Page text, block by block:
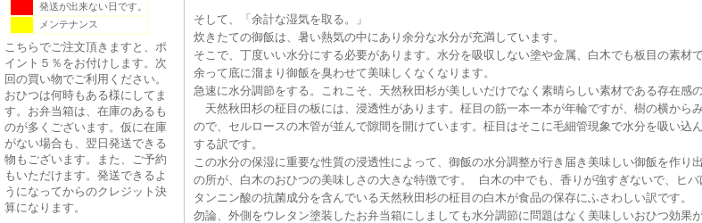
発送が出来ない日です。
メンテナンス
こちらでご注文頂きますと、ポ
イント５％をお付けします。次
回の買い物でご利用ください。
おひつは何時もある様にしてま
す。お弁当箱は、在庫のあるも
のが多くございます。仮に在庫
がない場合も、翌日発送できる
物もございます。また、ご予約
もいただけます。発送できるよ
うになってからのクレジット決
算になります。
そして、「余計な湿気を取る。」
炊きたての御飯は、暑い熱気の中にあり余分な水分が充満しています。
そこで、丁度いい水分にする必要があります。水分を吸収しない塗や金属、白木でも板目の素材
余って底に溜まり御飯を臭わせて美味しくなくなります。
急速に水分調節をする。これこそ、天然秋田杉が美しいだけでなく素晴らしい素材である存在感の
天然秋田杉の柾目の板には、浸透性があります。柾目の筋一本一本が年輪ですが、樹の横から
ので、セルロースの木管が並んで隙間を開けています。柾目はそこに毛細管現象で水分を吸い込
する訳です。
この水分の保湿に重要な性質の浸透性によって、御飯の水分調整が行き届き美味しい御飯を作り
の所が、白木のおひつの美味しさの大きな特徴です。 白木の中でも、香りが強すぎないで、ヒ
タンニン酸の抗菌成分を含んでいる天然秋田杉の柾目の白木が食品の保存にふさわしい訳です。
勿論、外側をウレタン塗装したお弁当箱にしましても水分調節に問題はなく美味しいおひつ効果